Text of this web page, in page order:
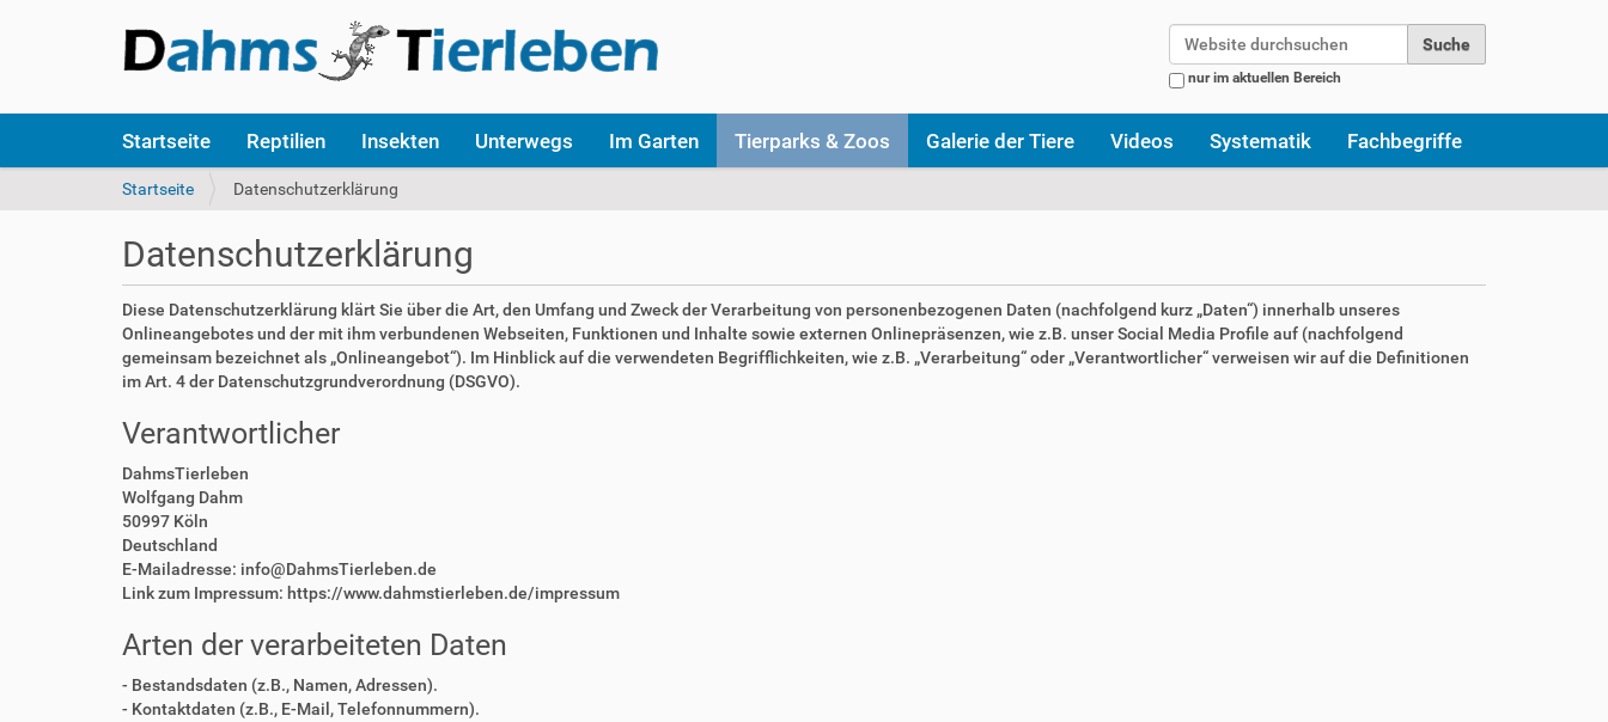
nur im aktuellen Bereich
k
Startseite Reptilien Insekten Unterwegs Im Garten Tierparks & Zoos Galerie der Tiere Videos Systematik Fachbegriffe
S
s
i
n
d
h
i
r
Startseite Datenschutzerklärung
Datenschutzerklärung
Diese Datenschutzerklärung klärt Sie über die Art, den Umfang und Zweck der Verarbeitung von personenbezogenen Daten (nachfolgend kurz „Daten“) innerhalb unseres
Onlineangebotes und der mit ihm verbundenen Webseiten, Funktionen und Inhalte sowie externen Onlinepräsenzen, wie z.B. unser Social Media Profile auf (nachfolgend
gemeinsam bezeichnet als „Onlineangebot“). Im Hinblick auf die verwendeten Begrifflichkeiten, wie z.B. „Verarbeitung“ oder „Verantwortlicher“ verweisen wir auf die Definitionen
im Art. 4 der Datenschutzgrundverordnung (DSGVO).
Verantwortlicher
DahmsTierleben
Wolfgang Dahm
50997 Köln
Deutschland
E-Mailadresse: info@DahmsTierleben.de
Link zum Impressum: https://www.dahmstierleben.de/impressum
Arten der verarbeiteten Daten
- Bestandsdaten (z.B., Namen, Adressen).
- Kontaktdaten (z.B., E-Mail, Telefonnummern).